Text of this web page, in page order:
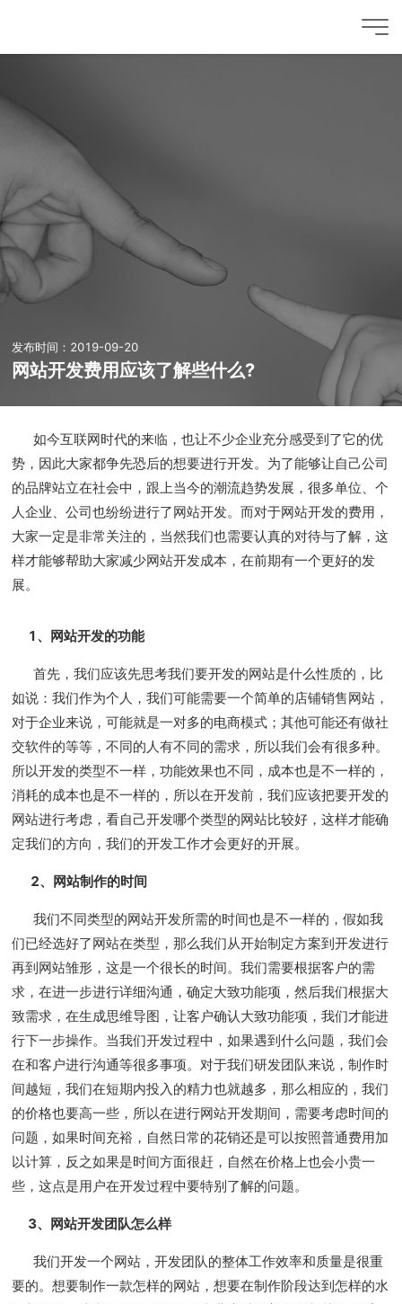
发布时间：2019-09-20
网站开发费用应该了解些什么?
如今互联网时代的来临，也让不少企业充分感受到了它的优
势，因此大家都争先恐后的想要进行开发。为了能够让自己公司
的品牌站立在社会中，跟上当今的潮流趋势发展，很多单位、个
人企业、公司也纷纷进行了网站开发。而对于网站开发的费用，
大家一定是非常关注的，当然我们也需要认真的对待与了解，这
样才能够帮助大家减少网站开发成本，在前期有一个更好的发
展。
1、网站开发的功能
首先，我们应该先思考我们要开发的网站是什么性质的，比
如说：我们作为个人，我们可能需要一个简单的店铺销售网站，
对于企业来说，可能就是一对多的电商模式；其他可能还有做社
交软件的等等，不同的人有不同的需求，所以我们会有很多种。
所以开发的类型不一样，功能效果也不同，成本也是不一样的，
消耗的成本也是不一样的，所以在开发前，我们应该把要开发的
网站进行考虑，看自己开发哪个类型的网站比较好，这样才能确
定我们的方向，我们的开发工作才会更好的开展。
2、网站制作的时间
我们不同类型的网站开发所需的时间也是不一样的，假如我
们已经选好了网站在类型，那么我们从开始制定方案到开发进行
再到网站雏形，这是一个很长的时间。我们需要根据客户的需
求，在进一步进行详细沟通，确定大致功能项，然后我们根据大
致需求，在生成思维导图，让客户确认大致功能项，我们才能进
行下一步操作。当我们开发过程中，如果遇到什么问题，我们会
在和客户进行沟通等很多事项。对于我们研发团队来说，制作时
间越短，我们在短期内投入的精力也就越多，那么相应的，我们
的价格也要高一些，所以在进行网站开发期间，需要考虑时间的
问题，如果时间充裕，自然日常的花销还是可以按照普通费用加
以计算，反之如果是时间方面很赶，自然在价格上也会小贵一
些，这点是用户在开发过程中要特别了解的问题。
3、网站开发团队怎么样
我们开发一个网站，开发团队的整体工作效率和质量是很重
要的。想要制作一款怎样的网站，想要在制作阶段达到怎样的水